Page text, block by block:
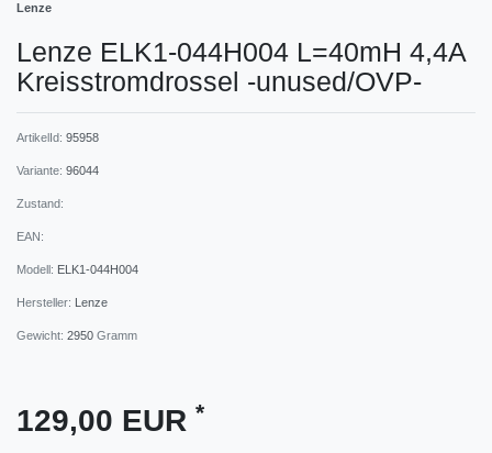
Lenze
Lenze ELK1-044H004 L=40mH 4,4A
Kreisstromdrossel -unused/OVP-
ArtikelId: 95958
Variante: 96044
Zustand:
EAN:
Modell: ELK1-044H004
Hersteller: Lenze
Gewicht: 2950 Gramm
129,00 EUR *